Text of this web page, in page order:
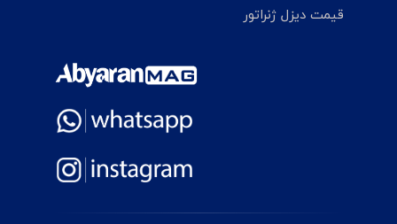
قیمت دیزل ژنراتور